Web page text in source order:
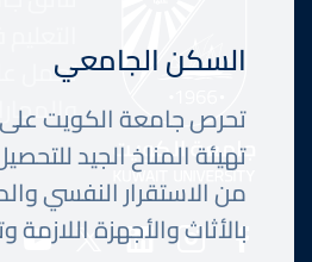
السكن الجامعي
تحرص جامعة الكويت
تهيئة المناخ الجيد
من الاستقرار النفسي
بالأثاث والأجهزة
تعمل